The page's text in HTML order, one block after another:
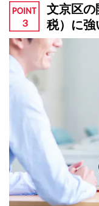
文京区の
税）に強